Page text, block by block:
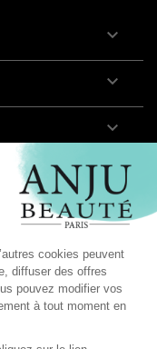



chiens et chats à
de France d'Agility
!